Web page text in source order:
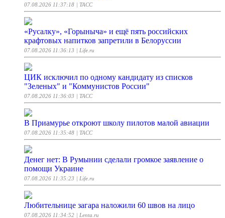
07.08.2026 11:37:18 | ТАСС
«Русалку», «Горыныча» и ещё пять российских
крафтовых напитков запретили в Белоруссии
07.08.2026 11:36:13 | Life.ru
ЦИК исключил по одному кандидату из списков
"Зеленых" и "Коммунистов России"
07.08.2026 11:36:03 | ТАСС
В Приамурье откроют школу пилотов малой авиации
07.08.2026 11:35:48 | ТАСС
Денег нет: В Румынии сделали громкое заявление о
помощи Украине
07.08.2026 11:35:23 | Life.ru
Любительнице загара наложили 60 швов на лицо
07.08.2026 11:34:52 | Lenta.ru